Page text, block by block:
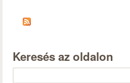
Keresés az oldalon